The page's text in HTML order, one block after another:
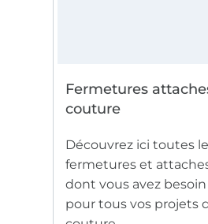
Fermetures
couture
Découvrez ici toutes
fermetures et
dont vous avez besoin
pour tous vos projets